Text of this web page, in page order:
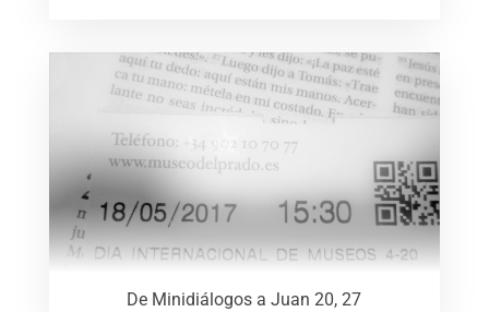
De Minidiálogos a Juan 20, 27